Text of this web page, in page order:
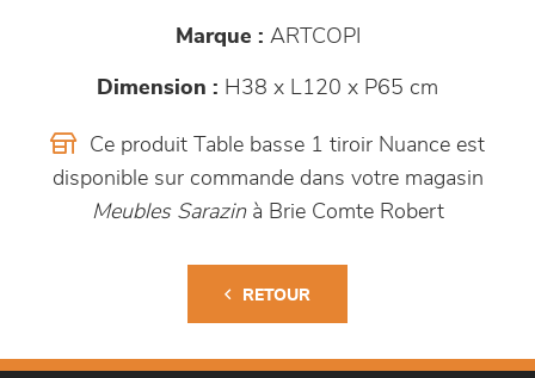
Marque : ARTCOPI
Dimension : H38 x L120 x P65 cm
Ce produit Table basse 1 tiroir Nuance est
disponible sur commande dans votre magasin
Meubles Sarazinà Brie Comte Robert
RETOUR